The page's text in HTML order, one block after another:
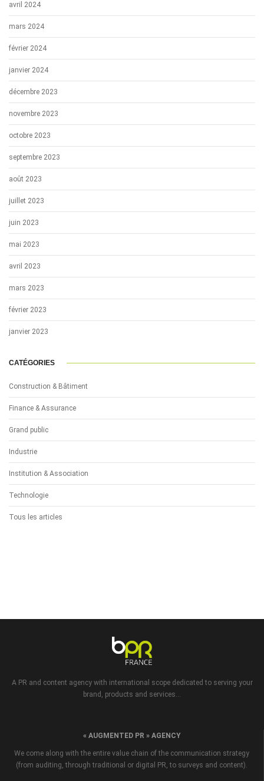
avril 2024
mars 2024
février 2024
janvier 2024
décembre 2023
novembre 2023
octobre 2023
septembre 2023
août 2023
juillet 2023
juin 2023
mai 2023
avril 2023
mars 2023
février 2023
janvier 2023
CATÉGORIES
Construction & Bâtiment
Finance & Assurance
Grand public
Industrie
Institution & Association
Technologie
Tous les articles
A PR and content agency with international scope dedicated to serving your
brand, products and services...
« AUGMENTED PR » AGENCY
We come along with the entire value chain of the communication strategy
(from auditing, through traditional or digital PR, to surveys and content).